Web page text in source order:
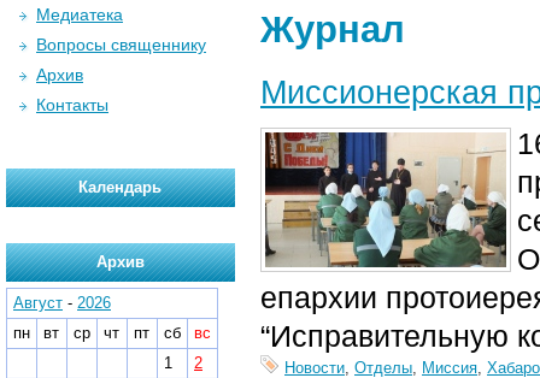
Журнал
Миссионерская
епархии
“Исправительную
Новости, Отделы, Миссия,
Медиатека
Вопросы священнику
Архив
Контакты
Календарь
Архив
Август - 2026
пн
вт ср чт пт сб
вс
1
2